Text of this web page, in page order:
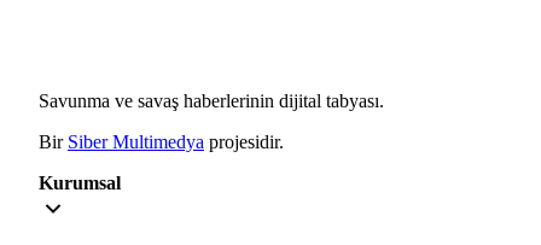
Savunma ve savaş haberlerinin dijital tabyası.
Bir Siber Multimedya projesidir.
Kurumsal